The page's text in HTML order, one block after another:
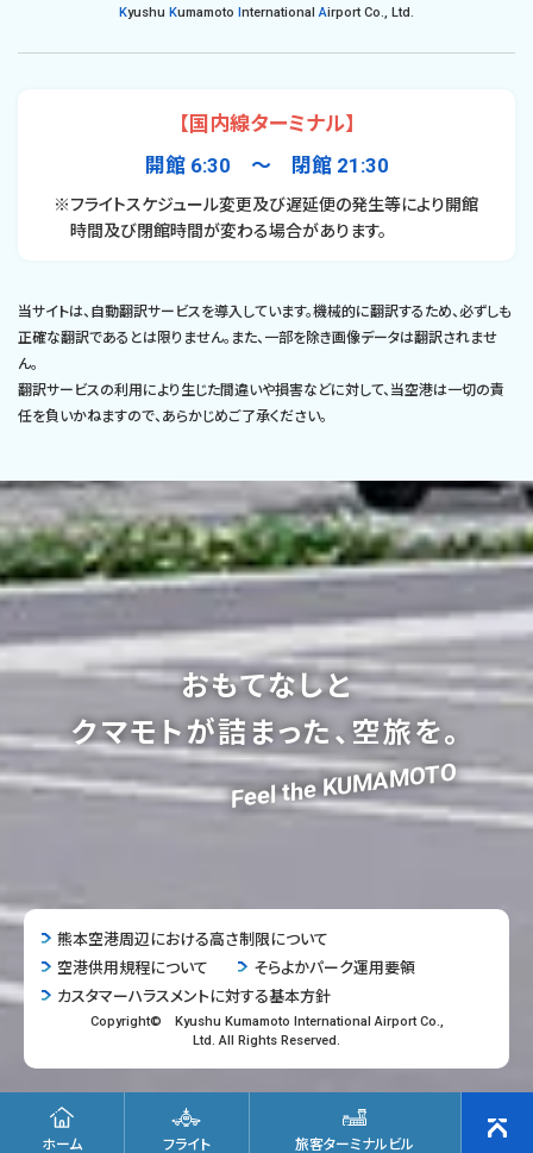
ホーム フライト 旅客ターミナルビル
Kyushu Kumamoto InternationalAirport Co., Ltd.
【国内線ターミナル】
開館 6:30 〜 閉館 21:30
※フライトスケジュール変更及び遅延便の発生等により開館
時間及び閉館時間が変わる場合があります。
当サイトは、自動翻訳サービスを導入しています。機械的に翻訳するため、必ずしも
正確な翻訳であるとは限りません。また、一部を除き画像データは翻訳されませ
ん。
翻訳サービスの利用により生じた間違いや損害などに対して、当空港は一切の責
任を負いかねますので、あらかじめご了承ください。
おもてなしと
クマモトが詰まった、空旅を。
Feel the KUMAMOTO
熊本空港周辺における高さ制限について
空港供用規程について
そらよかパーク運用要領
カスタマーハラスメントに対する基本方針
Copyright© Kyushu Kumamoto International Airport Co.,
Ltd. All Rights Reserved.